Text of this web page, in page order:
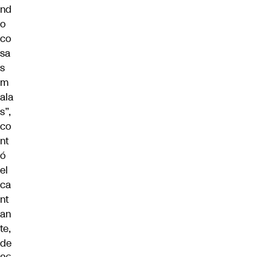
nd
o
co
sa
s
m
ala
s”,
co
nt
ó
el
ca
nt
an
te,
de